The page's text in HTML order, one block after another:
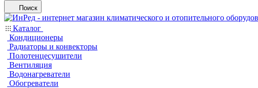
Поиск
Каталог
Кондиционеры
Радиаторы и конвекторы
Полотенцесушители
Вентиляция
Водонагреватели
Обогреватели